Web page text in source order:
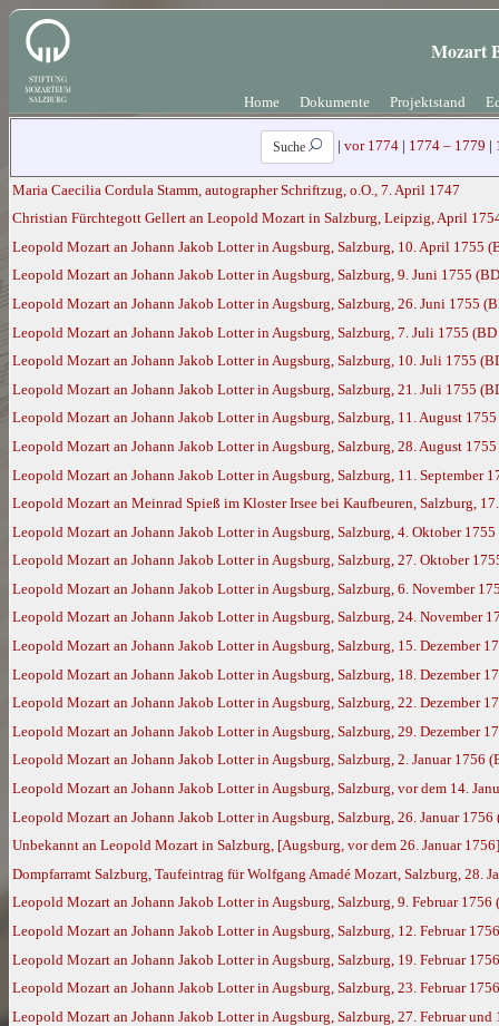
Mozart
Home Dokumente Projektstand
Suche | vor 1774| 1774 – 1779 |
Maria Caecilia Cordula Stamm, autographer Schriftzug, o.O., 7. April 1747
Christian Fürchtegott Gellert an Leopold Mozart in Salzburg, Leipzig, April
Leopold Mozart an Johann Jakob Lotter in Augsburg, Salzburg, 10. April 1755
Leopold Mozart an Johann Jakob Lotter in Augsburg, Salzburg, 9. Juni 1755
Leopold Mozart an Johann Jakob Lotter in Augsburg, Salzburg, 26. Juni 1755
Leopold Mozart an Johann Jakob Lotter in Augsburg, Salzburg, 7. Juli 1755
Leopold Mozart an Johann Jakob Lotter in Augsburg, Salzburg, 10. Juli 1755
Leopold Mozart an Johann Jakob Lotter in Augsburg, Salzburg, 21. Juli 1755
Leopold Mozart an Johann Jakob Lotter in Augsburg, Salzburg, 11. August
Leopold Mozart an Johann Jakob Lotter in Augsburg, Salzburg, 28. August
Leopold Mozart an Johann Jakob Lotter in Augsburg, Salzburg, 11. September
Leopold Mozart an Meinrad Spieß im Kloster Irsee bei Kaufbeuren, Salzburg,
Leopold Mozart an Johann Jakob Lotter in Augsburg, Salzburg, 4. Oktober
Leopold Mozart an Johann Jakob Lotter in Augsburg, Salzburg, 27. Oktober
Leopold Mozart an Johann Jakob Lotter in Augsburg, Salzburg, 6. November
Leopold Mozart an Johann Jakob Lotter in Augsburg, Salzburg, 24. November
Leopold Mozart an Johann Jakob Lotter in Augsburg, Salzburg, 15. Dezember
Leopold Mozart an Johann Jakob Lotter in Augsburg, Salzburg, 18. Dezember
Leopold Mozart an Johann Jakob Lotter in Augsburg, Salzburg, 22. Dezember
Leopold Mozart an Johann Jakob Lotter in Augsburg, Salzburg, 29. Dezember
Leopold Mozart an Johann Jakob Lotter in Augsburg, Salzburg, 2. Januar 1756
Leopold Mozart an Johann Jakob Lotter in Augsburg, Salzburg, vor dem 14.
Leopold Mozart an Johann Jakob Lotter in Augsburg, Salzburg, 26. Januar 1756
Unbekannt an Leopold Mozart in Salzburg, [Augsburg, vor dem 26. Januar
Dompfarramt Salzburg, Taufeintrag für Wolfgang Amadé Mozart, Salzburg, 28.
Leopold Mozart an Johann Jakob Lotter in Augsburg, Salzburg, 9. Februar 1756
Leopold Mozart an Johann Jakob Lotter in Augsburg, Salzburg, 12. Februar
Leopold Mozart an Johann Jakob Lotter in Augsburg, Salzburg, 19. Februar
Leopold Mozart an Johann Jakob Lotter in Augsburg, Salzburg, 23. Februar
Leopold Mozart an Johann Jakob Lotter in Augsburg, Salzburg, 27. Februar und